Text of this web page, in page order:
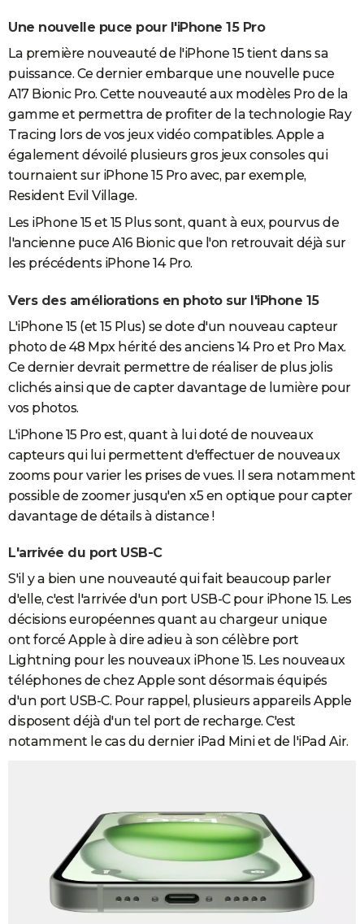
Une nouvelle puce pour l'iPhone 15 Pro
La première nouveauté de l'iPhone 15 tient dans sa
puissance. Ce dernier embarque une nouvelle puce
A17 Bionic Pro. Cette nouveauté aux modèles Pro de la
gamme et permettra de profiter de la technologie Ray
Tracing lors de vos jeux vidéo compatibles. Apple a
également dévoilé plusieurs gros jeux consoles qui
tournaient sur iPhone 15 Pro avec, par exemple,
Resident Evil Village.
Les iPhone 15 et 15 Plus sont, quant à eux, pourvus de
l'ancienne puce A16 Bionic que l'on retrouvait déjà sur
les précédents iPhone 14 Pro.
Vers des améliorations en photo sur l'iPhone 15
L'iPhone 15 (et 15 Plus) se dote d'un nouveau capteur
photo de 48 Mpx hérité des anciens 14 Pro et Pro Max.
Ce dernier devrait permettre de réaliser de plus jolis
clichés ainsi que de capter davantage de lumière pour
vos photos.
L'iPhone 15 Pro est, quant à lui doté de nouveaux
capteurs qui lui permettent d'effectuer de nouveaux
zooms pour varier les prises de vues. Il sera notamment
possible de zoomer jusqu'en x5 en optique pour capter
davantage de détails à distance !
L'arrivée du port USB-C
S'il y a bien une nouveauté qui fait beaucoup parler
d'elle, c'est l'arrivée d'un port USB-C pour iPhone 15. Les
décisions européennes quant au chargeur unique
ont forcé Apple à dire adieu à son célèbre port
Lightning pour les nouveaux iPhone 15. Les nouveaux
téléphones de chez Apple sont désormais équipés
d'un port USB-C. Pour rappel, plusieurs appareils Apple
disposent déjà d'un tel port de recharge. C'est
notamment le cas du dernier iPad Mini et de l'iPad Air.